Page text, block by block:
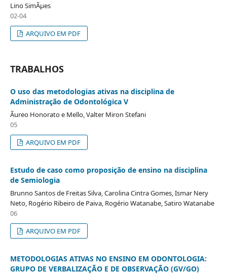
Lino SimÃµes
02-04
ARQUIVO EM PDF
TRABALHOS
O uso das metodologias ativas na disciplina de
Administração de Odontológica V
Ãureo Honorato e Mello, Valter Miron Stefani
05
ARQUIVO EM PDF
Estudo de caso como proposição de ensino na disciplina
de Semiologia
Brunno Santos de Freitas Silva, Carolina Cintra Gomes, Ismar Nery
Neto, Rogério Ribeiro de Paiva, Rogério Watanabe, Satiro Watanabe
06
ARQUIVO EM PDF
METODOLOGIAS ATIVAS NO ENSINO EM ODONTOLOGIA:
GRUPO DE VERBALIZAÇÃO E DE OBSERVAÇÃO (GV/GO)